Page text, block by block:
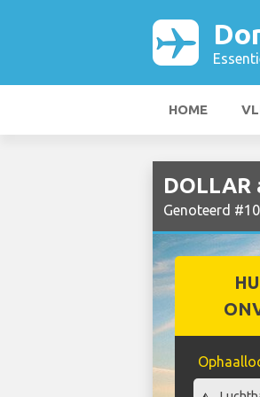
HOME
Genoteerd